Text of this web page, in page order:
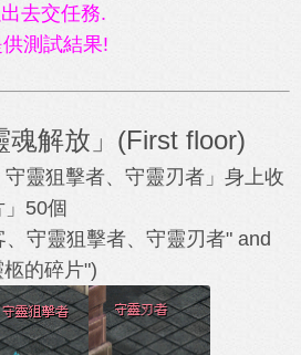
去交任務.
測試結果!
魂解放」(First floor)
靈狙擊者、守靈刃者」身上收
50個
、守靈狙擊者、守靈刃者" and
柩的碎片")